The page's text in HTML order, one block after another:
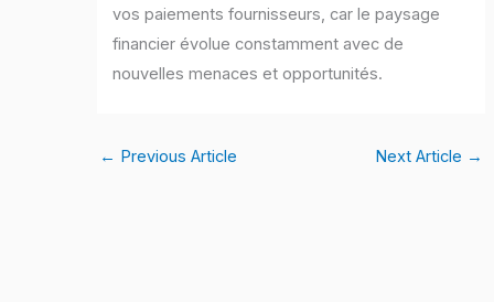
vos paiements fournisseurs, car le paysage
financier évolue constamment avec de
nouvelles menaces et opportunités.
← Previous Article Next Article →